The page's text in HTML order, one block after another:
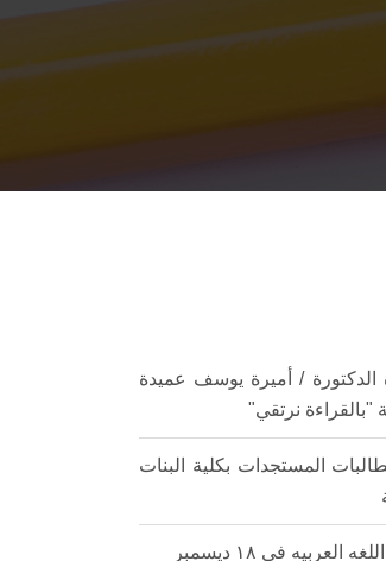
الدكتورة / أميرة يوسف عميدة
"بالقراءة نرتقي"
المستجدات بكلية البنات
في ١٨ ديسمبر